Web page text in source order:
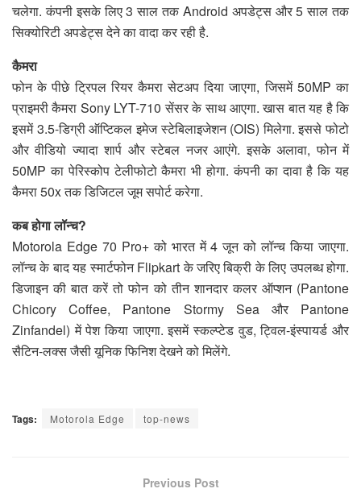
चलेगा. कंपनी इसके लिए 3 साल तक Android अपडेट्स और 5 साल तक
सिक्योरिटी अपडेट्स देने का वादा कर रही है.
कैमरा
फोन के पीछे ट्रिपल रियर कैमरा सेटअप दिया जाएगा, जिसमें 50MP का
प्राइमरी कैमरा Sony LYT-710 सेंसर के साथ आएगा. खास बात यह है कि
इसमें 3.5-डिग्री ऑप्टिकल इमेज स्टेबिलाइजेशन (OIS) मिलेगा. इससे फोटो
और वीडियो ज्यादा शार्प और स्टेबल नजर आएंगे. इसके अलावा, फोन में
50MP का पेरिस्कोप टेलीफोटो कैमरा भी होगा. कंपनी का दावा है कि यह
कैमरा 50x तक डिजिटल जूम सपोर्ट करेगा.
कब होगा लॉन्च?
Motorola Edge 70 Pro+ को भारत में 4 जून को लॉन्च किया जाएगा.
लॉन्च के बाद यह स्मार्टफोन Flipkart के जरिए बिक्री के लिए उपलब्ध होगा.
डिजाइन की बात करें तो फोन को तीन शानदार कलर ऑप्शन (Pantone
Chicory Coffee, Pantone Stormy Sea और Pantone
Zinfandel) में पेश किया जाएगा. इसमें स्कल्प्टेड वुड, ट्विल-इंस्पायर्ड और
सैटिन-लक्स जैसी यूनिक फिनिश देखने को मिलेंगे.
Tags: Motorola Edge top-news
Previous Post